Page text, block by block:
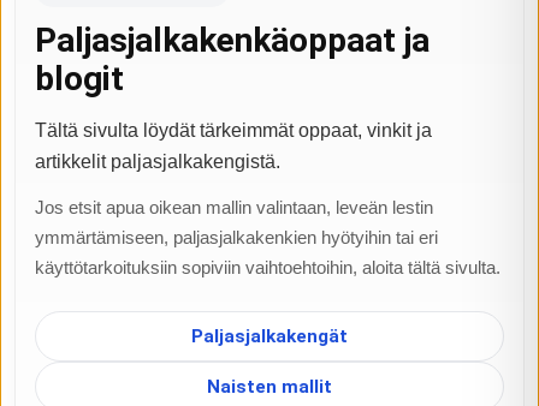
Paljasjalkakenkäoppaat ja
blogit
Tältä sivulta löydät tärkeimmät oppaat, vinkit ja
artikkelit paljasjalkakengistä.
Jos etsit apua oikean mallin valintaan, leveän lestin
ymmärtämiseen, paljasjalkakenkien hyötyihin tai eri
käyttötarkoituksiin sopiviin vaihtoehtoihin, aloita tältä sivulta.
Paljasjalkakengät
Naisten mallit